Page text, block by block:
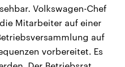
6.
aus
USA
Aktuelle Beiträge,
Hintergründe
Wirtschaftlich und
gehören die Vereinigten
den mächtigsten Ländern
mit großem Einfluss auf
Volkswagen-Chef
Mitarbeiter auf einer
auf
vorbereitet. Es